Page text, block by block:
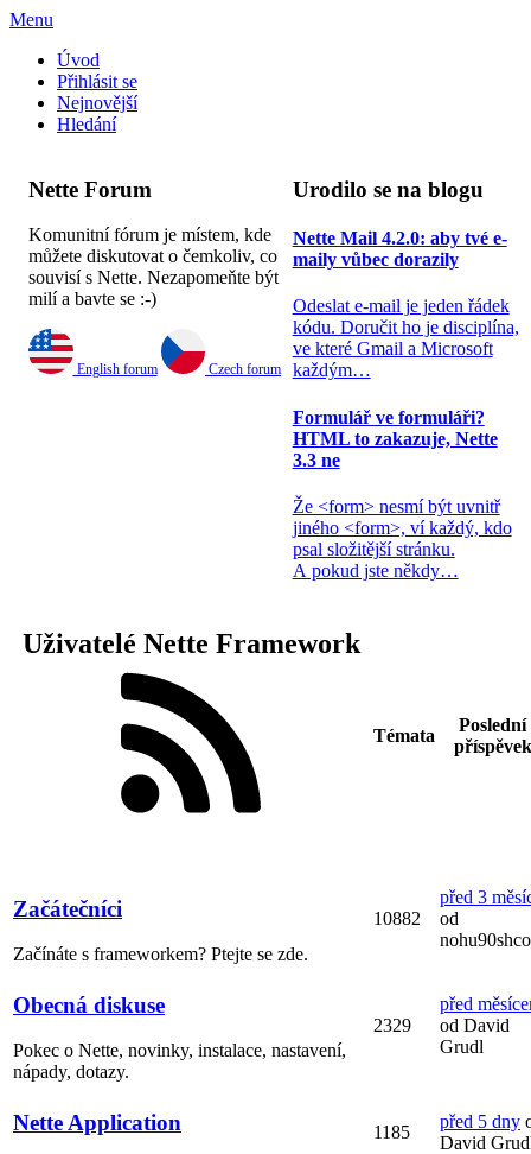
Menu
Úvod
Přihlásit se
Nejnovější
Hledání
Nette Forum
Komunitní fórum je místem, kde
můžete diskutovat o čemkoliv, co
souvisí s Nette. Nezapomeňte být
milí a bavte se :-)
Czech forum
Urodilo se na blogu
Nette Mail 4.2.0: aby tvé e-
maily vůbec dorazily
Odeslat e-mail je jeden řádek
kódu. Doručit ho je disciplína,
ve které Gmail a Microsoft
každým…
Formulář ve formuláři?
HTML to zakazuje, Nette
3.3 ne
Že <form> nesmí být uvnitř
jiného <form>, ví každý, kdo
psal složitější stránku.
A pokud jste někdy…
Uživatelé Nette Framework
Témata
Poslední
příspěvek
Začátečníci
Začínáte s frameworkem? Ptejte se zde.
10882
před 3
od
Obecná diskuse
Pokec o Nette, novinky, instalace, nastavení,
nápady, dotazy.
2329
před
od David
Grudl
Nette Application 1185
před 5 dny
David